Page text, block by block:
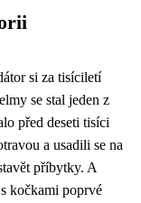
si za tisíciletí
se stal jeden z
před deseti tisíci
a usadili se na
příbytky. A
kočkami poprvé